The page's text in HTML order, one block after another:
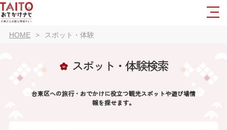
HOME スポット・体験
スポット・体験検索
台東区への旅行・おでかけに役立つ観光スポットや遊び場情
報を探せます。